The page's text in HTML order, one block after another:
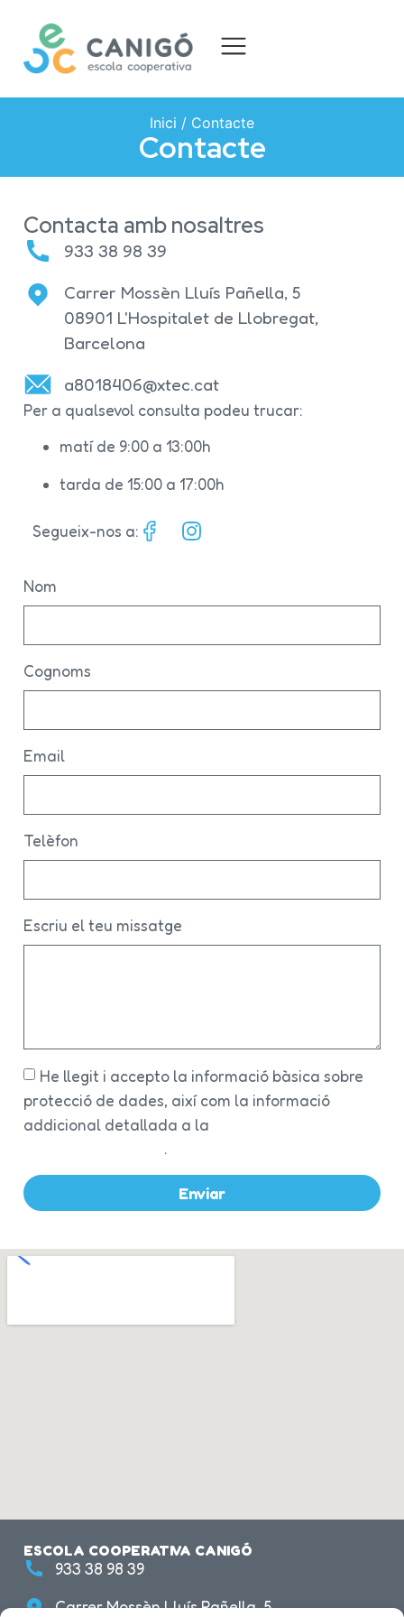
Inici / Contacte
Contacte
Contacta amb nosaltres
933 38 98 39
Carrer Mossèn Lluís Pañella, 5
08901 L'Hospitalet de Llobregat,
Barcelona
a8018406@xtec.cat
Per a qualsevol consulta podeu trucar:
matí de 9:00 a 13:00h
tarda de 15:00 a 17:00h
Segueix-nos a:
Nom
Cognoms
Email
Telèfon
Escriu el teu missatge
He llegit i accepto la informació bàsica sobre
protecció de dades, així com la informació
addicional detallada a la
.
Enviar
ESCOLA COOPERATIVA CANIGÓ
933 38 98 39
Carrer Mossèn Lluís Pañella, 5